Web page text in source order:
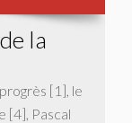
la
[1], le
[4], Pascal